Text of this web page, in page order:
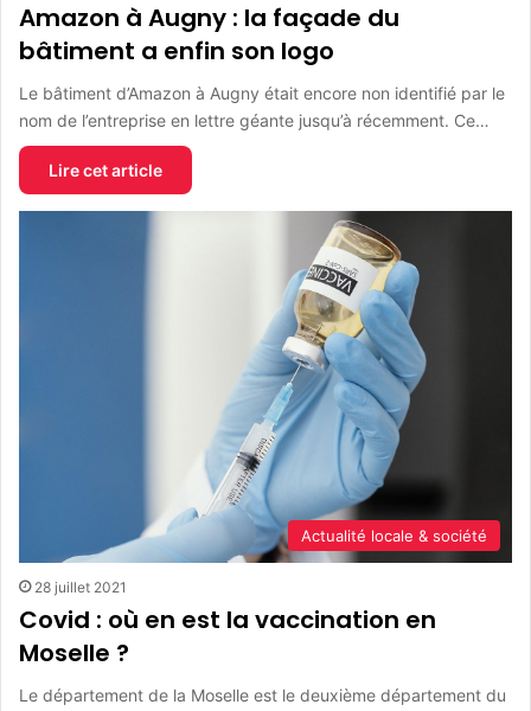
Amazon à Augny : la façade du
bâtiment a enfin son logo
Le bâtiment d’Amazon à Augny était encore non identifié par le
nom de l’entreprise en lettre géante jusqu’à récemment. Ce…
Lire cet article
Actualité locale & société
28 juillet 2021
Covid : où en est la vaccination en
Moselle ?
Le département de la Moselle est le deuxième département du